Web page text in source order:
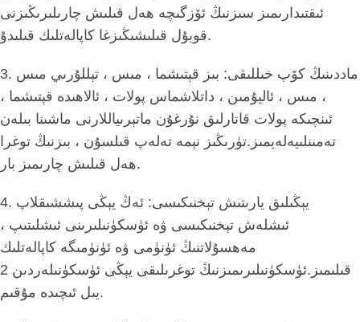
ئىقتىدارىمىز سىزنىڭ ئۆزگىچە ھەل قىلىش چارىلىرىڭىزنى
قوبۇل قىلىشىڭىزغا كاپالەتلىك قىلىدۇ.
3. ماددىنىڭ كۆپ خىللىقى: بىز قېتىشما ، مىس ، تېللۇرىي مىس
، مىس ، ئاليۇمىن ، داتلاشماس پولات ، ئالاھىدە قېتىشما ،
ئىنچىكە پولات قاتارلىق نۇرغۇن ماتېرىياللارنى ماشىنا بىلەن
تەمىنلىيەلەيمىز.تۈرىڭىز نېمە تەلەپ قىلسۇن ، بىزنىڭ توغرا
ھەل قىلىش چارىمىز بار.
4. يېڭىلىق يارىتىش تېخنىكىسى: ئەڭ يېڭى پىششىقلاپ
ئىشلەش تېخنىكىسى ۋە ئۈسكۈنىلىرىنى ئىشلىتىپ ،
مەھسۇلاتنىڭ ئۈنۈمى ۋە ئۈنۈمىگە كاپالەتلىك
قىلىمىز.ئۈسكۈنىلىرىمىزنىڭ توغرىلىقى يېڭى ئۈسكۈنىلەردىن 2
يىل ئىچىدە مۇقىم.